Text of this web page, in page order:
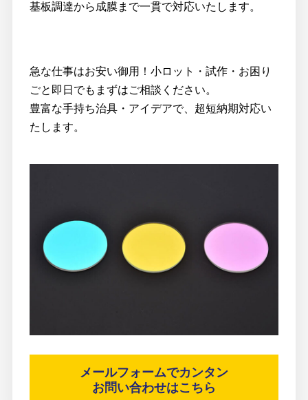
基板調達から成膜まで一貫で対応いたします。
急な仕事はお安い御用！小ロット・試作・お困り
ごと即日でもまずはご相談ください。
豊富な手持ち治具・アイデアで、超短納期対応い
たします。
メールフォームでカンタン
お問い合わせはこちら